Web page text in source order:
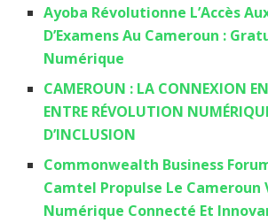
Ayoba Révolutionne L’Accès
D’Examens Au Cameroun :
Numérique
CAMEROUN : LA CONNEXION
ENTRE RÉVOLUTION
D’INCLUSION
Commonwealth Business
Camtel Propulse Le Cameroun
Numérique Connecté Et